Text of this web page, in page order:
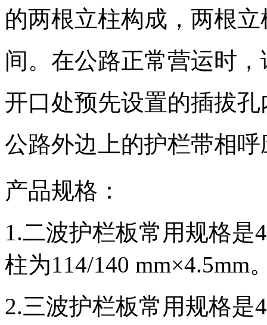
的两根立柱构成，两根
间。在公路正常营运时
开口处预先设置的插拔
公路外边上的护栏带相
产品规格：
1.二波护栏板常用规格是
柱为114/140 mm×4.5mm
2.三波护栏板常用规格是